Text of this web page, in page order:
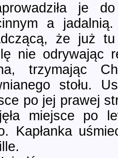
je
a
że już
nie odrywając
trzymając
stołu.
po jej prawej
miejsce po
Kapłanka